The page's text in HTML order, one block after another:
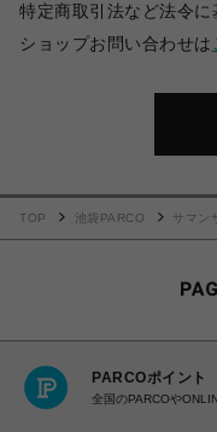
特定商取引法など法令に
ショップお問い合わせは
TOP 池袋PARCO サマン
PARCOポイント
全国のPARCOや